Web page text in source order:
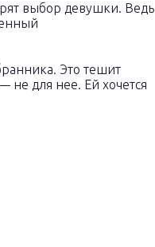
выбор девушки. Ведь
Это тешит
не для нее. Ей хочется